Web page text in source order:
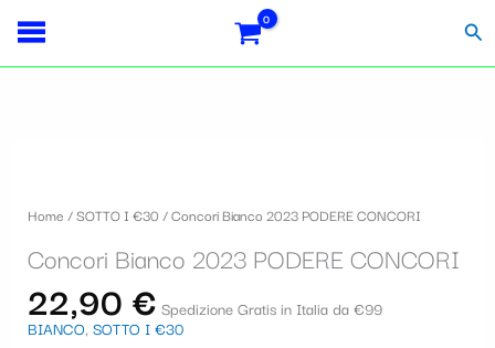
contenuto
Home /SOTTO I €30 / Concori Bianco 2023 PODERE CONCORI
Concori Bianco 2023 PODERE CONCORI
22,90 € Spedizione Gratis in Italia da €99
BIANCO, SOTTO I €30
S
o
n
a
u